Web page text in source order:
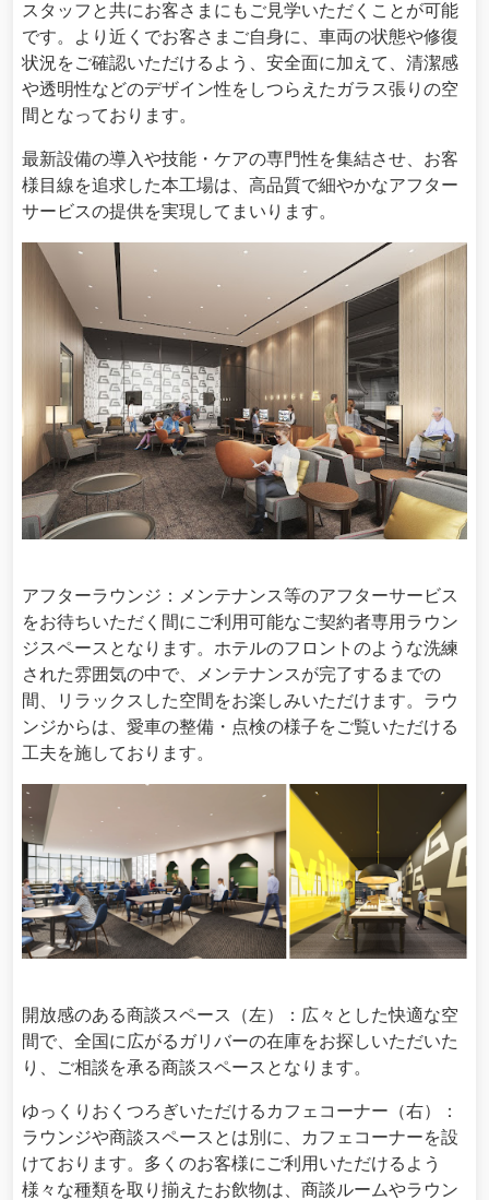
スタッフと共にお客さまにもご見学いただくことが可能
です。より近くでお客さまご自身に、車両の状態や修復
状況をご確認いただけるよう、安全面に加えて、清潔感
や透明性などのデザイン性をしつらえたガラス張りの空
間となっております。
最新設備の導入や技能・ケアの専門性を集結させ、お客
様目線を追求した本工場は、高品質で細やかなアフター
サービスの提供を実現してまいります。
アフターラウンジ：メンテナンス等のアフターサービス
をお待ちいただく間にご利用可能なご契約者専用ラウン
ジスペースとなります。ホテルのフロントのような洗練
された雰囲気の中で、メンテナンスが完了するまでの
間、リラックスした空間をお楽しみいただけます。ラウ
ンジからは、愛車の整備・点検の様子をご覧いただける
工夫を施しております。
開放感のある商談スペース（左）：広々とした快適な空
間で、全国に広がるガリバーの在庫をお探しいただいた
り、ご相談を承る商談スペースとなります。
ゆっくりおくつろぎいただけるカフェコーナー（右）：
ラウンジや商談スペースとは別に、カフェコーナーを設
けております。多くのお客様にご利用いただけるよう
様々な種類を取り揃えたお飲物は、商談ルームやラウン